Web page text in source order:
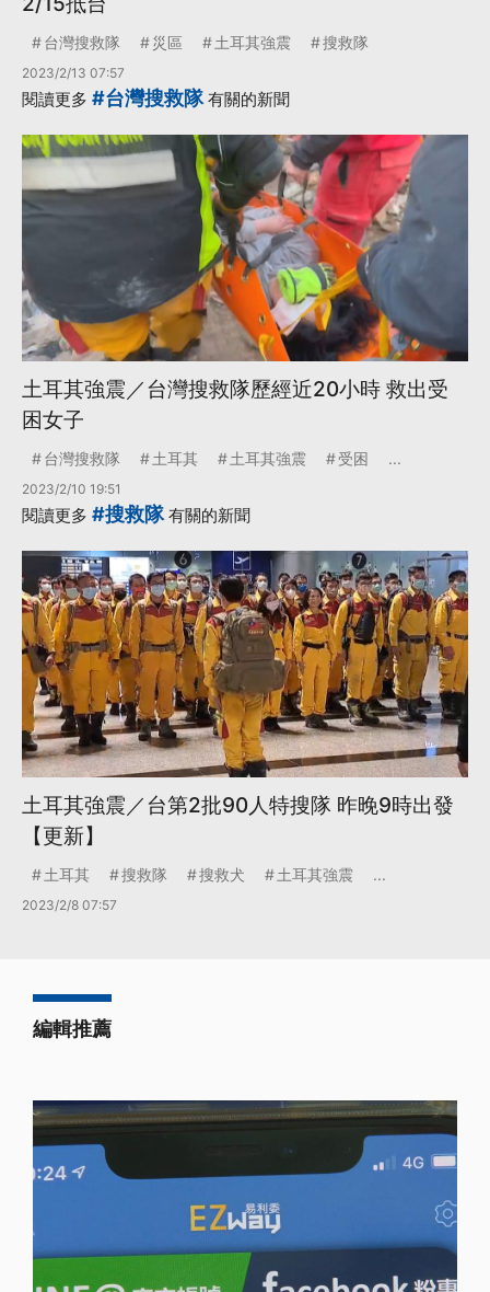
台灣搜救隊 災區 土耳其強震 搜救隊
2023/2/13 07:57
閱讀更多 #台灣搜救隊有關的新聞
土耳其強震／台灣搜救隊歷經近20小時 救出受
困女子
台灣搜救隊 土耳其 土耳其強震 受困 ...
2023/2/10 19:51
閱讀更多 #搜救隊有關的新聞
土耳其強震／台第2批90人特搜隊 昨晚9時出發
【更新】
土耳其 搜救隊 搜救犬 土耳其強震 ...
2023/2/8 07:57
編輯推薦